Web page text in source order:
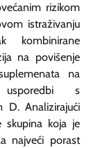
rizikom
istraživanju
kombinirane
na povišenje
na
s
D. Analizirajući
skupina koja je
najveći porast